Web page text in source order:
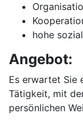
hohe
Angebot:
Es erwartet Sie
Tätigkeit, mit
persönlichen